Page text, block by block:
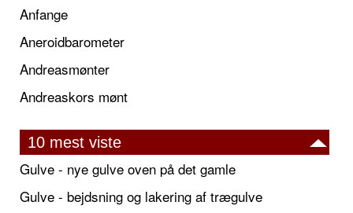
Anfange
Aneroidbarometer
Andreasmønter
Andreaskors mønt
10 mest viste
Gulve - nye gulve oven på det gamle
Gulve - bejdsning og lakering af trægulve